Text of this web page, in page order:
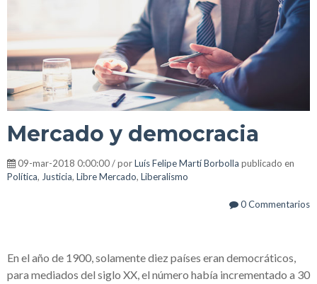
Mercado y democracia
09-mar-2018 0:00:00 / porLuís Felipe Martí Borbolla publicado en
Política, Justicia, Libre Mercado, Liberalismo
0 Commentarios
En el año de 1900, solamente diez países eran democráticos,
para mediados del siglo XX, el número había incrementado a 30